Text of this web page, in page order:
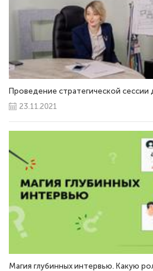
Проведение стратегической сессии
23.11.2021
Магия глубинных интервью. Какую